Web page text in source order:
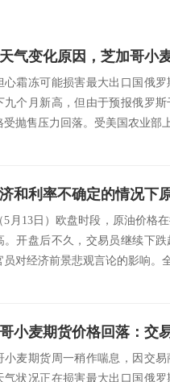
气变化原因，芝加哥小
心霜冻可能损害最大出口国俄
九个月新高，但由于预报俄罗
受抛售压力回落。受美国农业部
和利率不确定的情况下
5月13日）欧盘时段，原油价格
。开盘后不久，交易员继续下
员对经济前景悲观言论的影响。
小麦期货周一稍作喘息，因交
气状况正在损害最大出口国俄